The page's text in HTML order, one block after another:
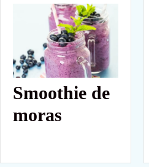
Smoothie de
moras